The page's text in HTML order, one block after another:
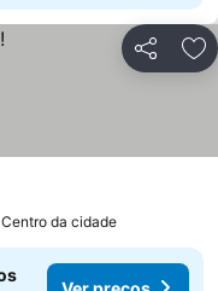
Partilhar
da cidade